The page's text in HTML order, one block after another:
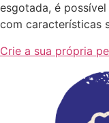
esgotada, é
com características
Crie a sua própria